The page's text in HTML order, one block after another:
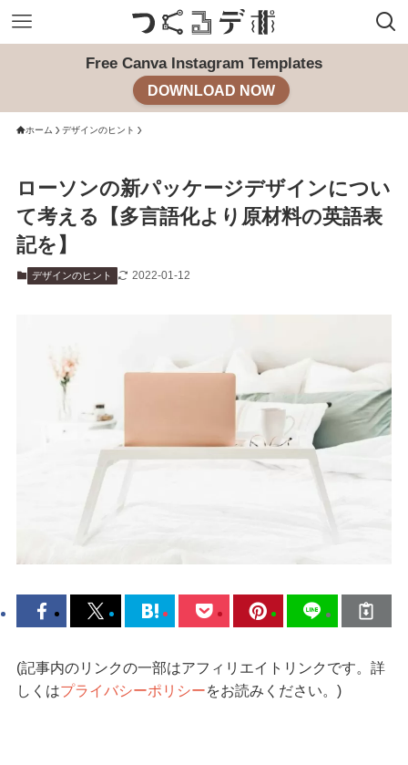
Free Canva Instagram Templates
DOWNLOAD NOW
ホーム デザインのヒント
ローソンの新パッケージデザインについ
て考える【多言語化より原材料の英語表
記を】
デザインのヒント 2022-01-12
(記事内のリンクの一部はアフィリエイトリンクです。詳
しくはプライバシーポリシーをお読みください。)